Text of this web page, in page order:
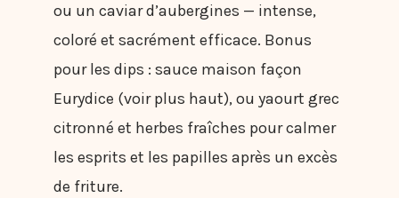
ou un caviar d’aubergines — intense,
coloré et sacrément efficace. Bonus
pour les dips : sauce maison façon
Eurydice (voir plus haut), ou yaourt grec
citronné et herbes fraîches pour calmer
les esprits et les papilles après un excès
de friture.